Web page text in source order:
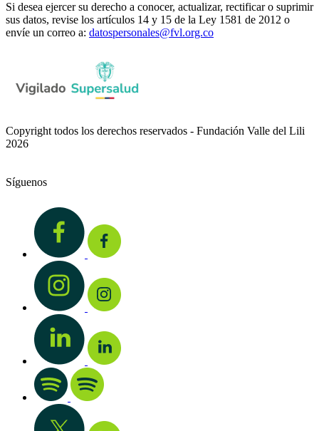
Si desea ejercer su derecho a conocer, actualizar, rectificar o suprimir
sus datos, revise los artículos 14 y 15 de la Ley 1581 de 2012 o
envíe un correo a: datospersonales@fvl.org.co
Copyright todos los derechos reservados - Fundación Valle del Lili
2026
Síguenos